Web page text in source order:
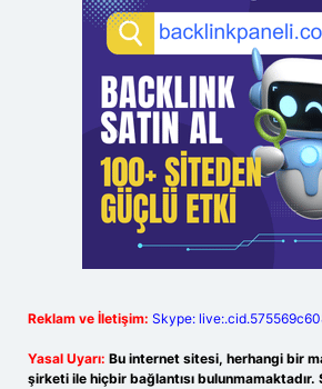
Reklam ve İletişim: Skype:
Yasal Uyarı: Bu internet sitesi, herhangi bir
şirketi ile hiçbir bağlantısı bulunmamaktadır.